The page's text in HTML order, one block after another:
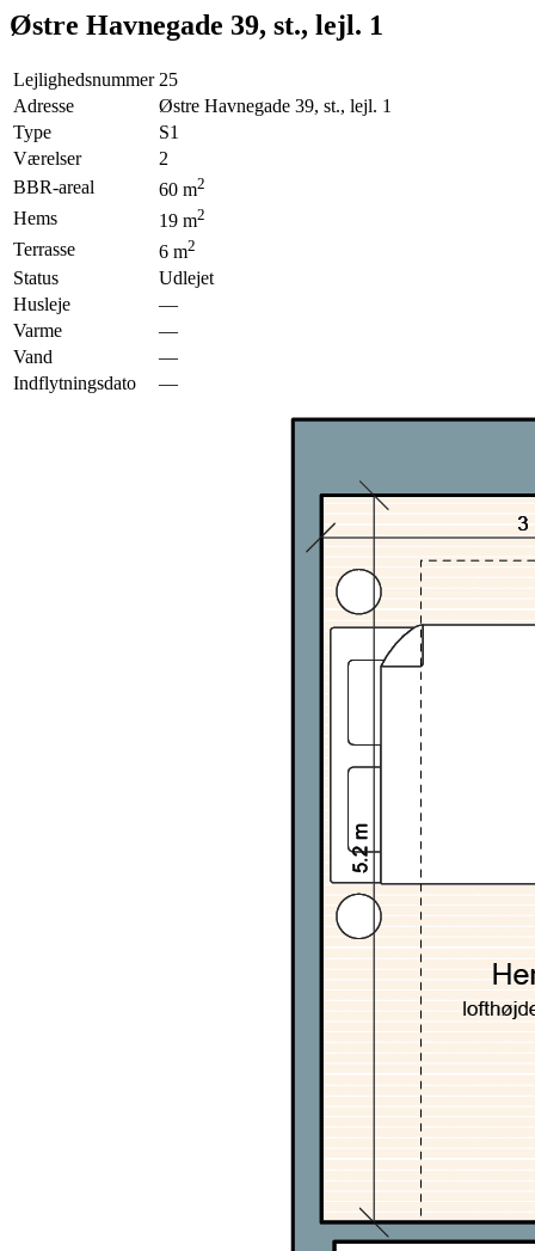
Østre Havnegade 39, st., lejl. 1
Lejlighedsnummer 25
Adresse
Østre Havnegade 39, st., lejl. 1
Type
S1
Værelser
2
BBR-areal
60 m2
Hems 19 m2
Terrasse 6 m2
Status
Udlejet
Husleje
—
Varme
—
Vand
—
Indflytningsdato
—